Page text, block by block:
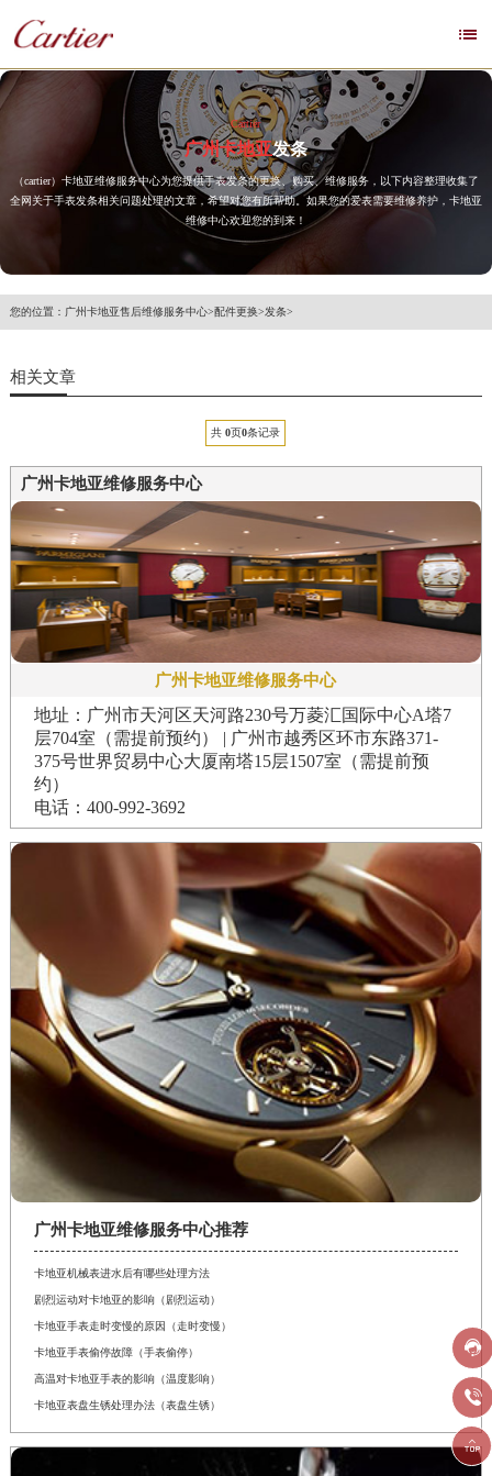

Cartier
广州卡地亚发条
（cartier）卡地亚维修服务中心为您提供手表发条的更换、购买、维修服务，以下内容整理收集了
全网关于手表发条相关问题处理的文章，希望对您有所帮助。如果您的爱表需要维修养护，卡地亚
维修中心欢迎您的到来！
您的位置： 广州卡地亚售后维修服务中心>配件更换>发条>
相关文章
共0页0条记录
广州卡地亚维修服务中心
广州卡地亚维修服务中心
地址：广州市天河区天河路230号万菱汇国际中心A塔7
层704室（需提前预约） | 广州市越秀区环市东路371-
375号世界贸易中心大厦南塔15层1507室（需提前预
约）
电话：400-992-3692
广州卡地亚维修服务中心推荐
卡地亚机械表进水后有哪些处理方法
剧烈运动对卡地亚的影响（剧烈运动）
卡地亚手表走时变慢的原因（走时变慢）
卡地亚手表偷停故障（手表偷停）
高温对卡地亚手表的影响（温度影响）
卡地亚表盘生锈处理办法（表盘生锈）


